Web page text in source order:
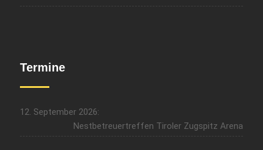
Termine
12. September 2026:
Nestbetreuertreffen Tiroler Zugspitz Arena